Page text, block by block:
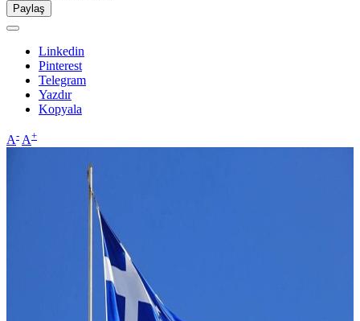
Paylaş
Linkedin
Pinterest
Telegram
Yazdır
Kopyala
A- A+